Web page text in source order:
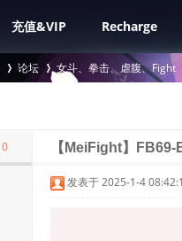
充值&VIP Recharge
>
论坛 女斗、拳击、虐腹、Fight
›
0 【MeiFight】
发表于 2025-1-4